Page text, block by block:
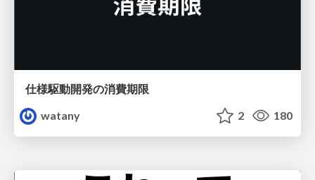
仕様駆動開発の消費期限
watany
2 180